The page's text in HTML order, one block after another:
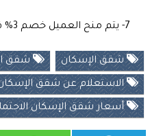
7- يتم منح العميل خصم 3% في حالة السداد الفوري.
شقق الإسكان شقق
الاستعلام عن شقق الإسكان
أسعار شقق الإسكان